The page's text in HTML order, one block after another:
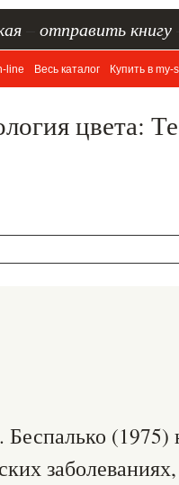
отправить книгу
line Весь каталог Купить в my-
цвета:
(1975)